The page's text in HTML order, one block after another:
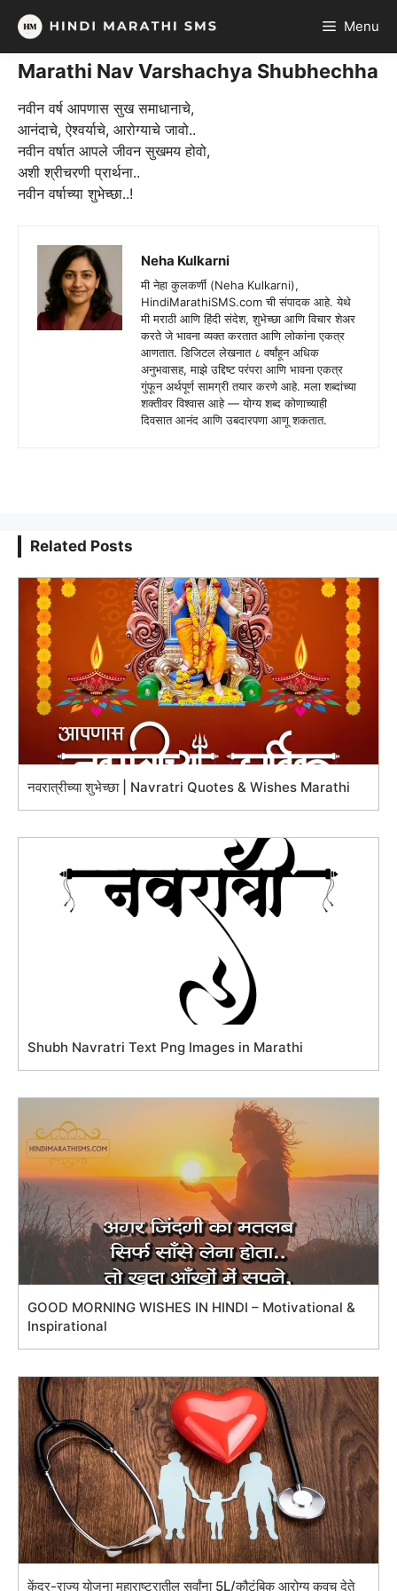
Skip
content
Menu
Marathi Nav Varshachya Shubhechha
नवीन वर्ष आपणास सुख समाधानाचे,
आनंदाचे, ऐश्वर्याचे, आरोग्याचे जावो..
नवीन वर्षात आपले जीवन सुखमय होवो,
अशी श्रीचरणी प्रार्थना..
नवीन वर्षाच्या शुभेच्छा..!
Neha Kulkarni
मी नेहा कुलकर्णी (Neha Kulkarni),
HindiMarathiSMS.com ची संपादक आहे. येथे
मी मराठी आणि हिंदी संदेश, शुभेच्छा आणि विचार शेअर
करते जे भावना व्यक्त करतात आणि लोकांना एकत्र
आणतात. डिजिटल लेखनात ८ वर्षांहून अधिक
अनुभवासह, माझे उद्दिष्ट परंपरा आणि भावना एकत्र
गुंफून अर्थपूर्ण सामग्री तयार करणे आहे. मला शब्दांच्या
शक्तीवर विश्वास आहे — योग्य शब्द कोणाच्याही
दिवसात आनंद आणि उबदारपणा आणू शकतात.
Related Posts
नवरात्रीच्या शुभेच्छा | Navratri Quotes & Wishes Marathi
Shubh Navratri Text Png Images in Marathi
GOOD MORNING WISHES IN HINDI – Motivational &
Inspirational
केंद्र-राज्य योजना महाराष्ट्रातील सर्वांना 5L/कौटुंबिक आरोग्य कवच देते